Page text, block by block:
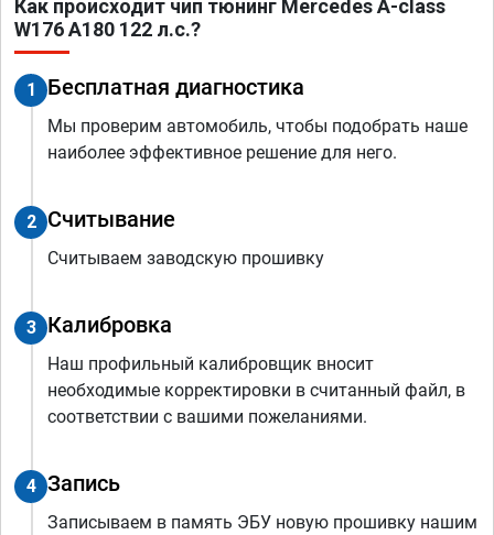
Как происходит чип тюнинг Mercedes A-class
W176 A180 122 л.с.?
1 Бесплатная диагностика
Мы проверим автомобиль, чтобы подобрать наше
наиболее эффективное решение для него.
2 Считывание
Считываем заводскую прошивку
3 Калибровка
Наш профильный калибровщик вносит
необходимые корректировки в считанный файл, в
соответствии с вашими пожеланиями.
4 Запись
Записываем в память ЭБУ новую прошивку нашим